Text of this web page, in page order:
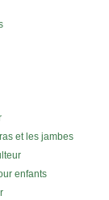
et les jambes
enfants